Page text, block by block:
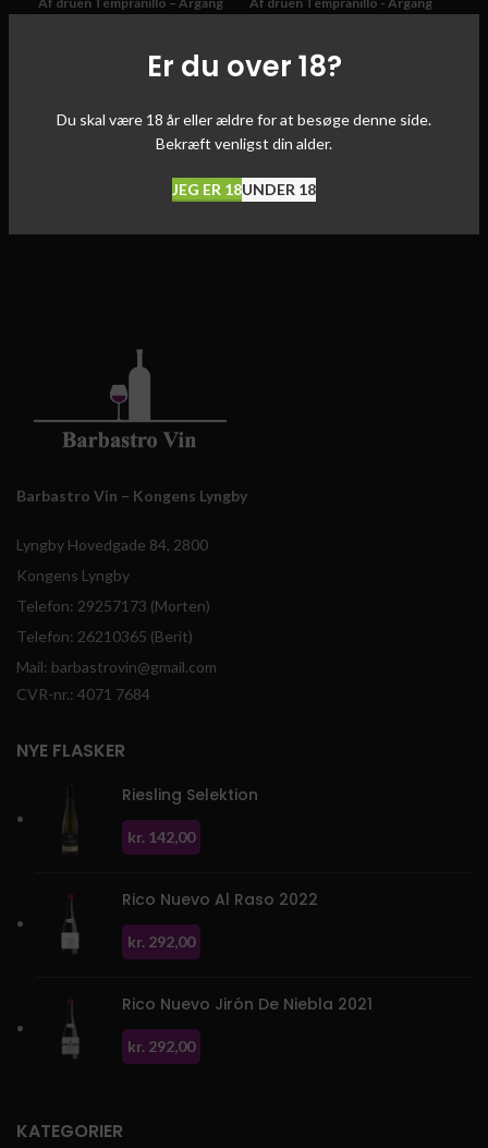
Er du over 18?
Du skal være 18 år eller ældre for at besøge denne side.
Bekræft venligst din alder.
JEG ER 18UNDER 18
Barbastro Vin – Kongens Lyngby
Lyngby Hovedgade 84, 2800
Kongens Lyngby
Telefon: 29257173 (Morten)
Telefon: 26210365 (Berit)
Mail: barbastrovin@gmail.com
CVR-nr.: 4071 7684
NYE FLASKER
Riesling Selektion
kr. 142,00
Rico Nuevo Al Raso 2022
kr. 292,00
Rico Nuevo Jirón De Niebla 2021
kr. 292,00
KATEGORIER